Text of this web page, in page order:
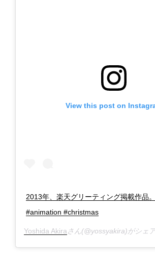
View this post on
2013年、楽天グリーティング掲載作品
#animation #christmas
Yoshida Akiraさん(@yossyakira)がシェ